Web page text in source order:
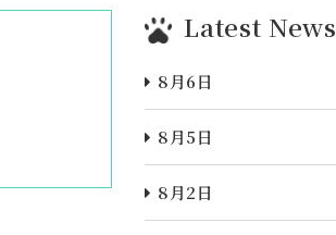
Latest News
8月6日
8月5日
8月2日